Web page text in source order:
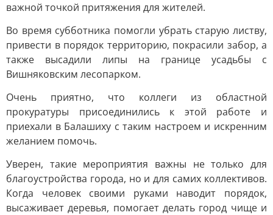
важной точкой притяжения для жителей.
Во время субботника помогли убрать старую листву,
привести в порядок территорию, покрасили забор, а
также высадили липы на границе усадьбы с
Вишняковским лесопарком.
Очень приятно, что коллеги из областной
прокуратуры присоединились к этой работе и
приехали в Балашиху с таким настроем и искренним
желанием помочь.
Уверен, такие мероприятия важны не только для
благоустройства города, но и для самих коллективов.
Когда человек своими руками наводит порядок,
высаживает деревья, помогает делать город чище и